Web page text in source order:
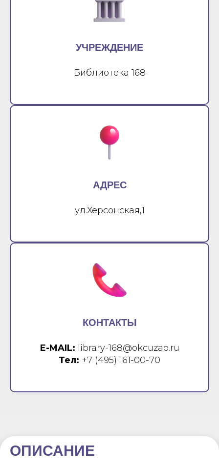
УЧРЕЖДЕНИЕ
Библиотека 168
АДРЕС
ул.Херсонская,1
КОНТАКТЫ
E-MAIL: library-168@okcuzao.ru
Тел: +7 (495) 161-00-70
ОПИСАНИЕ